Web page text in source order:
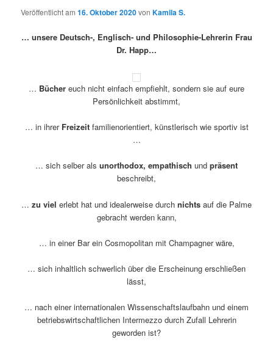
Veröffentlicht am16. Oktober 2020vonKamila S.
… unsere Deutsch-, Englisch- und Philosophie-Lehrerin Frau
Dr. Happ…
… Bücher euch nicht einfach empfiehlt, sondern sie auf eure
Persönlichkeit abstimmt,
… in ihrer Freizeitfamilienorientiert, künstlerisch wie sportiv ist
…
… sich selber als unorthodox, empathisch und präsent
beschreibt,
… zu viel erlebt hat und idealerweise durch nichts auf die Palme
gebracht werden kann,
… in einer Bar ein Cosmopolitan mit Champagner wäre,
… sich inhaltlich schwerlich über die Erscheinung erschließen
lässt,
… nach einer internationalen Wissenschaftslaufbahn und einem
betriebswirtschaftlichen Intermezzo durch Zufall Lehrerin
geworden ist?